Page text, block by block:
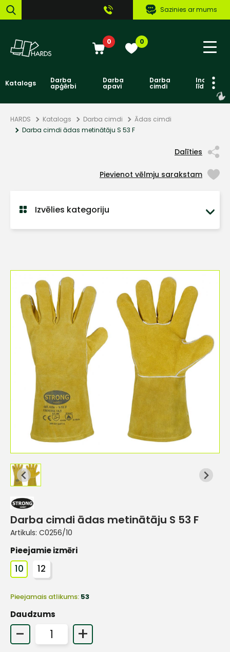
Sazinies ar mums
0 0
Katalogs Darba
apģērbi
Darba
apavi
Darba
cimdi līdzekļi
HARDS Katalogs Darba cimdi
Ādas cimdi
Darba cimdi ādas metinātāju S 53 F
Dalīties
Pievienot vēlmju sarakstam
Izvēlies kategoriju
Darba cimdi ādas metinātāju S 53 F
Artikuls: C0256/10
Pieejamie izmēri
10 12
Pieejamais atlikums: 53
Daudzums
- +